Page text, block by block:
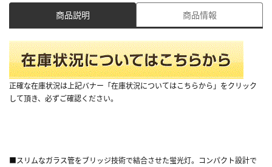
商品説明 商品情報
正確な在庫状況は上記バナー「在庫状況についてはこちらから」をクリック
して頂き、必ずご確認ください。
■スリムなガラス管をブリッジ技術で結合させた蛍光灯。コンパクト設計で